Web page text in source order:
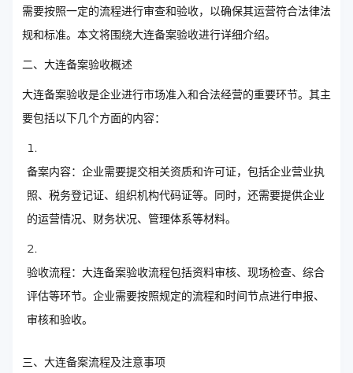
需要按照一定的流程进行审查和验收，以确保其运营符合法律法
规和标准。本文将围绕大连备案验收进行详细介绍。
二、大连备案验收概述
大连备案验收是企业进行市场准入和合法经营的重要环节。其主
要包括以下几个方面的内容：
备案内容：企业需要提交相关资质和许可证，包括企业营业执
照、税务登记证、组织机构代码证等。同时，还需要提供企业
的运营情况、财务状况、管理体系等材料。
验收流程：大连备案验收流程包括资料审核、现场检查、综合
评估等环节。企业需要按照规定的流程和时间节点进行申报、
审核和验收。
三、大连备案流程及注意事项